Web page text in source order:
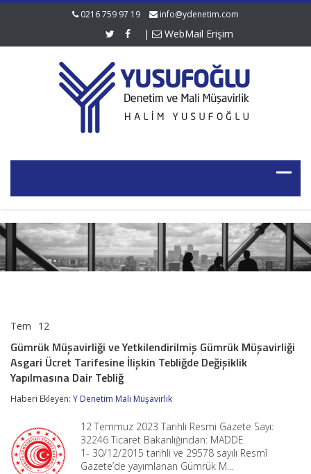
0216 759 97 19 info@ydenetim.com
| WebMail Erişim
Tem 12
ve
Yetkilendirilmiş
Gümrük
Müşavirliği
Asgari
Tarifesine
İlişkin
Tebliğde
Değişiklik
Yapılmasına
Gümrük Müşavirliği ve Yetkilendirilmiş Gümrük Müşavirliği
Asgari Ücret Tarifesine İlişkin Tebliğde Değişiklik
Yapılmasına Dair Tebliğ
Haberi Ekleyen: Y Denetim Mali Müşavirlik
12 Temmuz 2023 Tarihli Resmi Gazete Sayı:
32246 Ticaret Bakanlığından: MADDE
1- 30/12/2015 tarihli ve 29578 sayılı Resmî
Gazete’de yayımlanan Gümrük M…